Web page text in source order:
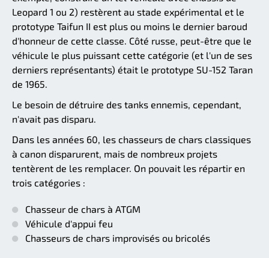
Leopard 1 ou 2) restèrent au stade expérimental et le
prototype Taifun II est plus ou moins le dernier baroud
d'honneur de cette classe. Côté russe, peut-être que le
véhicule le plus puissant cette catégorie (et l'un de ses
derniers représentants) était le prototype SU-152 Taran
de 1965.
Le besoin de détruire des tanks ennemis, cependant,
n'avait pas disparu.
Dans les années 60, les chasseurs de chars classiques
à canon disparurent, mais de nombreux projets
tentèrent de les remplacer. On pouvait les répartir en
trois catégories :
Chasseur de chars à ATGM
Véhicule d'appui feu
Chasseurs de chars improvisés ou bricolés